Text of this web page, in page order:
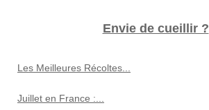
Envie de cueillir ?
Les Meilleures Récoltes...
Juillet en France :...